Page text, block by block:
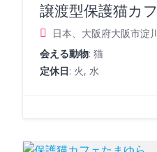
譲渡型保護猫
日本、大阪府大阪市淀
会える動物: 猫
定休日: 火, 水